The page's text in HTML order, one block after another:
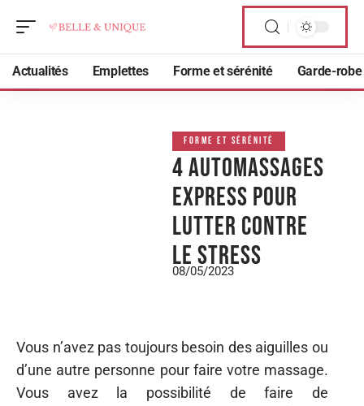
Actualités Emplettes Forme et sérénité Garde-robe
FORME ET SÉRÉNITÉ
4 automassages
express pour
lutter contre
le stress
08/05/2023
Vous n’avez pas toujours besoin des aiguilles ou
d’une autre personne pour faire votre massage.
Vous avez la possibilité de faire de